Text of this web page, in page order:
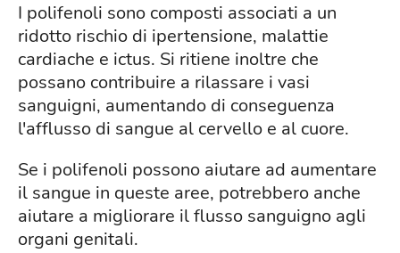
I polifenoli sono composti associati a un
ridotto rischio di ipertensione, malattie
cardiache e ictus. Si ritiene inoltre che
possano contribuire a rilassare i vasi
sanguigni, aumentando di conseguenza
l'afflusso di sangue al cervello e al cuore.
Se i polifenoli possono aiutare ad aumentare
il sangue in queste aree, potrebbero anche
aiutare a migliorare il flusso sanguigno agli
organi genitali.